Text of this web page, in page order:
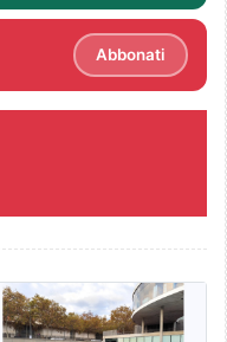
Abbonati